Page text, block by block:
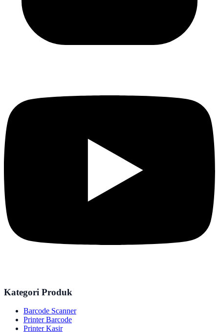
Kategori Produk
Barcode Scanner
Printer Barcode
Printer Kasir